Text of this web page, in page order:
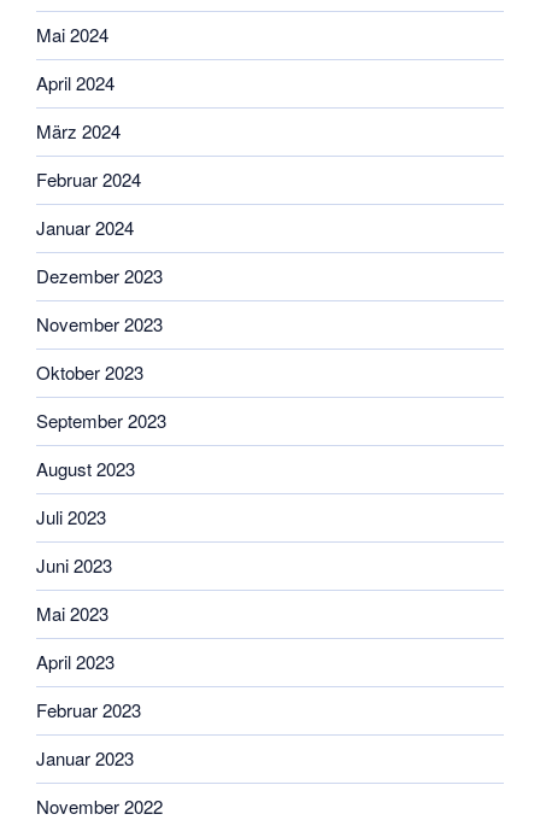
Mai 2024
April 2024
März 2024
Februar 2024
Januar 2024
Dezember 2023
November 2023
Oktober 2023
September 2023
August 2023
Juli 2023
Juni 2023
Mai 2023
April 2023
Februar 2023
Januar 2023
November 2022